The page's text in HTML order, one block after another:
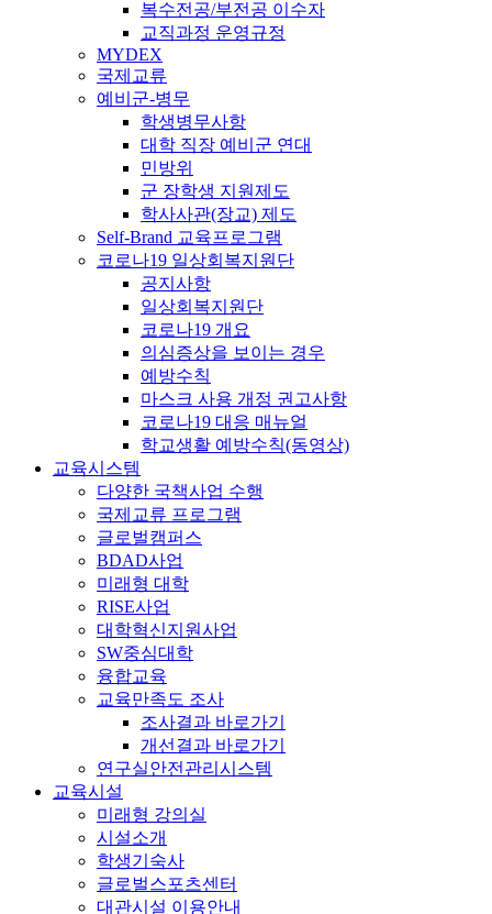
복수전공/부전공 이수자
교직과정 운영규정
MYDEX
국제교류
예비군-병무
학생병무사항
대학 직장 예비군 연대
민방위
군 장학생 지원제도
학사사관(장교) 제도
Self-Brand 교육프로그램
코로나19 일상회복지원단
공지사항
일상회복지원단
코로나19 개요
의심증상을 보이는 경우
예방수칙
마스크 사용 개정 권고사항
코로나19 대응 매뉴얼
학교생활 예방수칙(동영상)
교육시스템
다양한 국책사업 수행
국제교류 프로그램
글로벌캠퍼스
BDAD사업
미래형 대학
RISE사업
대학혁신지원사업
SW중심대학
융합교육
교육만족도 조사
조사결과 바로가기
개선결과 바로가기
연구실안전관리시스템
교육시설
미래형 강의실
시설소개
학생기숙사
글로벌스포츠센터
대관시설 이용안내